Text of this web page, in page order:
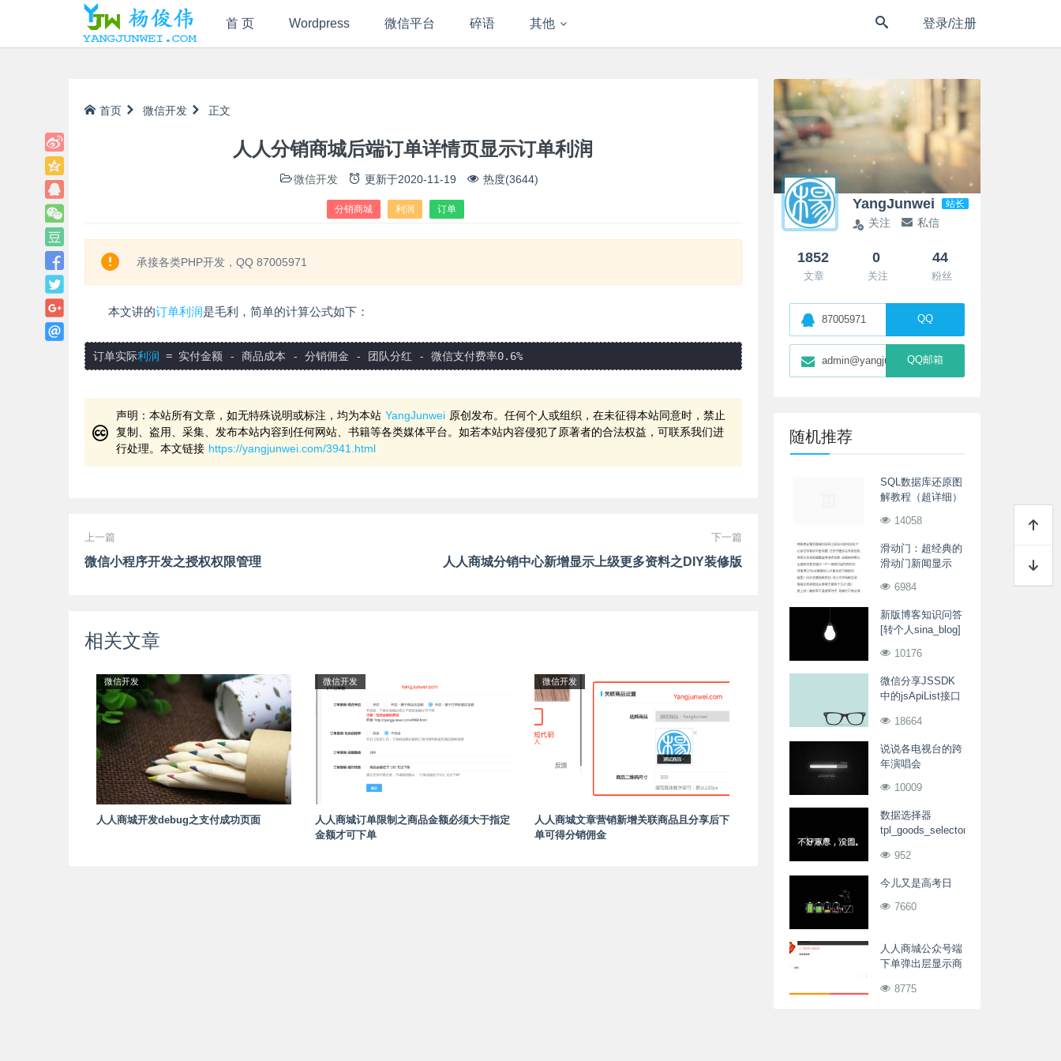
首 页 Wordpress 微信平台 碎语 其他 登录/注册
首页 微信开发 正文
人人分销商城后端订单详情页显示订单利润
微信开发 更新于2020-11-19 热度(3644)
分销商城 利润 订单
承接各类PHP开发，QQ 87005971
本文讲的订单利润是毛利，简单的计算公式如下：
订单实际利润
声明：本站所有文章，如无特殊说明或标注，均为本站 YangJunwei 原创发布。任何个人或组织，在未征得本站同意时，禁止
复制、盗用、采集、发布本站内容到任何网站、书籍等各类媒体平台。如若本站内容侵犯了原著者的合法权益，可联系我们进
行处理。本文链接 https://yangjunwei.com/3941.html
上一篇
微信小程序开发之授权权限管理
下一篇
人人商城分销中心新增显示上级更多资料之DIY装修版
相关文章
微信开发
人人商城开发debug之支付成功页面
微信开发
人人商城订单限制之商品金额必须大于指定
金额才可下单
微信开发
人人商城文章营销新增关联商品且分享后下
单可得分销佣金
YangJunwei 站长
关注 私信
1852
文章
0
关注
44
粉丝
87005971 QQ
admin@yangjunwei.com
QQ邮箱
随机推荐
SQL数据库还原图
解教程（超详细）
14058
滑动门：超经典的
滑动门新闻显示
6984
新版博客知识问答
[转个人sina_blog]
10176
微信分享JSSDK
中的jsApiList接口
18664
说说各电视台的跨
年演唱会
10009
数据选择器
tpl_goods_selector()
952
今儿又是高考日
7660
人人商城公众号端
下单弹出层显示商
（包含多规格）
8775